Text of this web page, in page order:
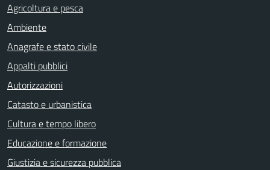
Agricoltura e pesca
Ambiente
Anagrafe e stato civile
Appalti pubblici
Autorizzazioni
Catasto e urbanistica
Cultura e tempo libero
Educazione e formazione
Giustizia e sicurezza pubblica